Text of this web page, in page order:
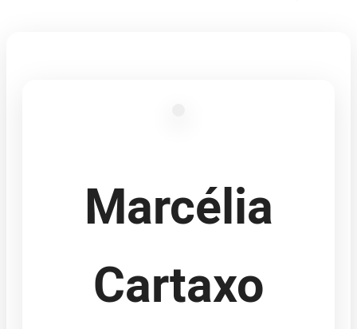
Marcélia
Cartaxo